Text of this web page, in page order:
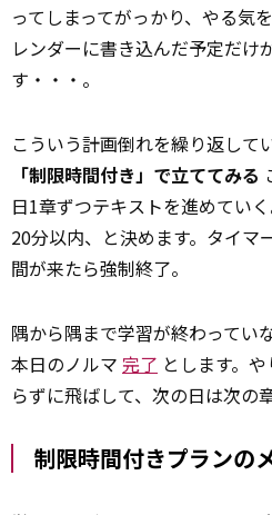
ってしまってがっかり、やる気
レンダーに書き込んだ予定だけ
す・・・。
こういう計画倒れを繰り返して
「制限時間付き」で立ててみる
日1章ずつテキストを進めてい
20分以内、と決めます。タイマ
間が来たら強制終了。
隅から隅まで学習が終わってい
本日のノルマ 完了 とします。
らずに飛ばして、次の日は次の
制限時間付きプランの